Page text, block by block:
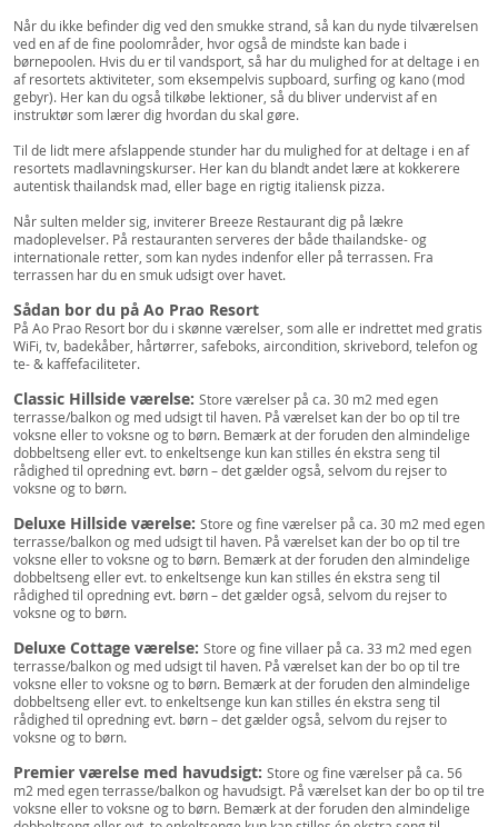
Når du ikke befinder dig ved den smukke strand, så kan du nyde tilværelsen
ved en af de fine poolområder, hvor også de mindste kan bade i
børnepoolen. Hvis du er til vandsport, så har du mulighed for at deltage i en
af resortets aktiviteter, som eksempelvis supboard, surfing og kano (mod
gebyr). Her kan du også tilkøbe lektioner, så du bliver undervist af en
instruktør som lærer dig hvordan du skal gøre.
Til de lidt mere afslappende stunder har du mulighed for at deltage i en af
resortets madlavningskurser. Her kan du blandt andet lære at kokkerere
autentisk thailandsk mad, eller bage en rigtig italiensk pizza.
Når sulten melder sig, inviterer Breeze Restaurant dig på lækre
madoplevelser. På restauranten serveres der både thailandske- og
internationale retter, som kan nydes indenfor eller på terrassen. Fra
terrassen har du en smuk udsigt over havet.
Sådan bor du på Ao Prao Resort
På Ao Prao Resort bor du i skønne værelser, som alle er indrettet med gratis
WiFi, tv, badekåber, hårtørrer, safeboks, aircondition, skrivebord, telefon og
te- & kaffefaciliteter.
Classic Hillside værelse: Store værelser på ca. 30 m2 med egen
terrasse/balkon og med udsigt til haven. På værelset kan der bo op til tre
voksne eller to voksne og to børn. Bemærk at der foruden den almindelige
dobbeltseng eller evt. to enkeltsenge kun kan stilles én ekstra seng til
rådighed til opredning evt. børn – det gælder også, selvom du rejser to
voksne og to børn.
Deluxe Hillside værelse: Store og fine værelser på ca. 30 m2 med egen
terrasse/balkon og med udsigt til haven. På værelset kan der bo op til tre
voksne eller to voksne og to børn. Bemærk at der foruden den almindelige
dobbeltseng eller evt. to enkeltsenge kun kan stilles én ekstra seng til
rådighed til opredning evt. børn – det gælder også, selvom du rejser to
voksne og to børn.
Deluxe Cottage værelse: Store og fine villaer på ca. 33 m2 med egen
terrasse/balkon og med udsigt til haven. På værelset kan der bo op til tre
voksne eller to voksne og to børn. Bemærk at der foruden den almindelige
dobbeltseng eller evt. to enkeltsenge kun kan stilles én ekstra seng til
rådighed til opredning evt. børn – det gælder også, selvom du rejser to
voksne og to børn.
Premier værelse med havudsigt: Store og fine værelser på ca. 56
m2 med egen terrasse/balkon og havudsigt. På værelset kan der bo op til tre
voksne eller to voksne og to børn. Bemærk at der foruden den almindelige